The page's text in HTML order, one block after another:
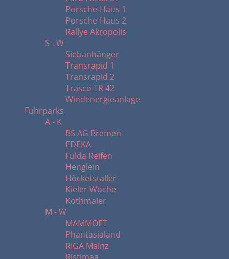
Porsche-Haus 1
Porsche-Haus 2
Rallye Akropolis
S - W
Siebanhänger
Transrapid 1
Transrapid 2
Trasco TR 42
Windenergieanlage
Fuhrparks
A - K
BS AG Bremen
EDEKA
Fulda Reifen
Henglein
Höcketstaller
Kieler Woche
Kothmaier
M - W
MAMMOET
Phantasialand
RIGA Mainz